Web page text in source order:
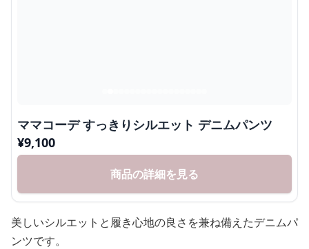
ママコーデ すっきりシルエット デニムパンツ
¥9,100
商品の詳細を見る
美しいシルエットと履き心地の良さを兼ね備えたデニムパ
ンツです。